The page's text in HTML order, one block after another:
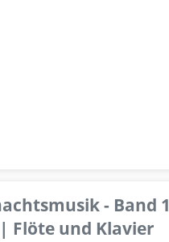
- Band 1
Flöte und Klavier